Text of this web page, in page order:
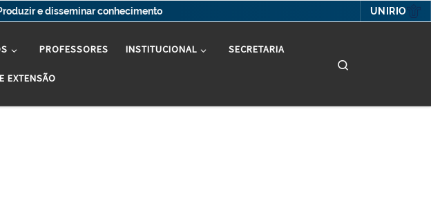
e disseminar conhecimento UNIRIO
PROFESSORES INSTITUCIONAL SECRETARIA
EXTENSÃO